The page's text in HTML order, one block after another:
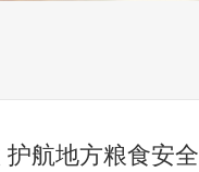
航地方粮食安全